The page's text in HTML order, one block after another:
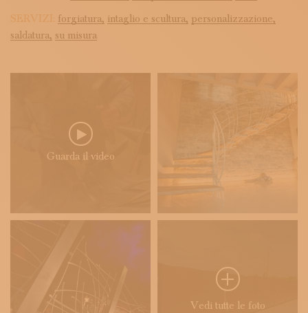
SERVIZI: forgiatura, intaglio e scultura, personalizzazione,
saldatura, su misura
Guarda il video
Vedi tutte le foto